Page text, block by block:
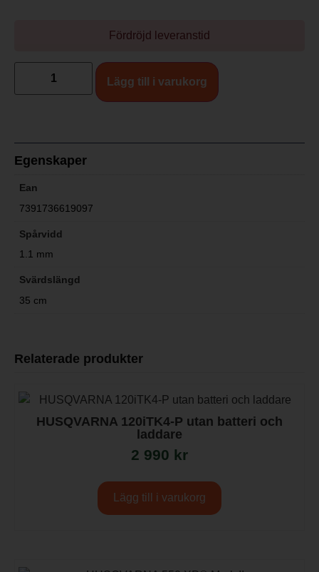
Fördröjd leveranstid
Lägg till i varukorg
Egenskaper
Ean
7391736619097
Spårvidd
1.1 mm
Svärdslängd
35 cm
Relaterade produkter
HUSQVARNA 120iTK4-P utan batteri och
laddare
2 990 kr
Lägg till i varukorg